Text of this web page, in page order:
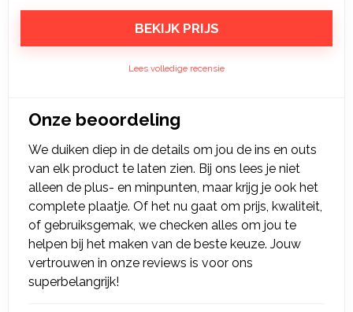
BEKIJK PRIJS
Lees volledige recensie
Onze beoordeling
We duiken diep in de details om jou de ins en outs
van elk product te laten zien. Bij ons lees je niet
alleen de plus- en minpunten, maar krijg je ook het
complete plaatje. Of het nu gaat om prijs, kwaliteit,
of gebruiksgemak, we checken alles om jou te
helpen bij het maken van de beste keuze. Jouw
vertrouwen in onze reviews is voor ons
superbelangrijk!